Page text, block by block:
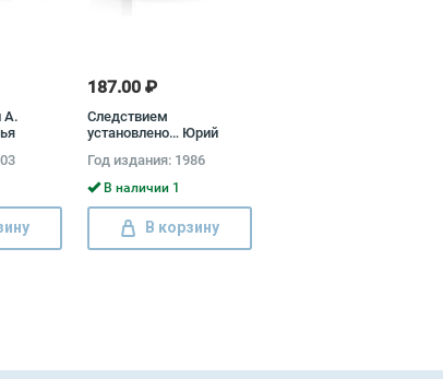
А.
187.00 ₽
Следствием
установлено… Юрий
Год издания: 1986
В наличии 1
В корзину